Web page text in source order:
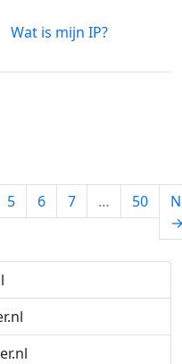
Wat is mijn IP?
5 6 7 … 50